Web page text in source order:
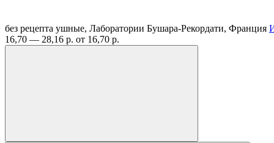
без рецепта ушные, Лаборатории Бушара-Рекордати, Франция
16,70 — 28,16 р. от 16,70 р.